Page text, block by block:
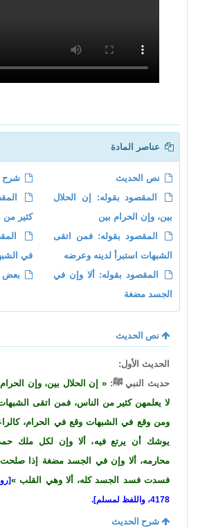
عناصر المادة
نص الحديث
شرح
المقصود بقوله: إن الحلال
بين، وإن الحرام بين
كثير من
المقصود بقوله: فمن اتقى
الشبهات استبرأ لدينه وعرضه
في
المقصود بقوله: ألا وإن في
الجسد مضغة
بعض
نص الحديث
الحديث الأول:
حديث النبي ﷺ:
إن الحلال بين، وإن
لا يعلمهن كثير من الناس، فمن اتقى
ومن وقع في الشبهات وقع في الحرام،
يوشك أن يرتع فيه، ألا وإن لكل ملك
محارمه، ألا وإن في الجسد مضغة إذا صلحت
فسدت فسد الجسد كله، ألا وهي القلب
4178، واللفظ لمسلم].
شرح الحديث